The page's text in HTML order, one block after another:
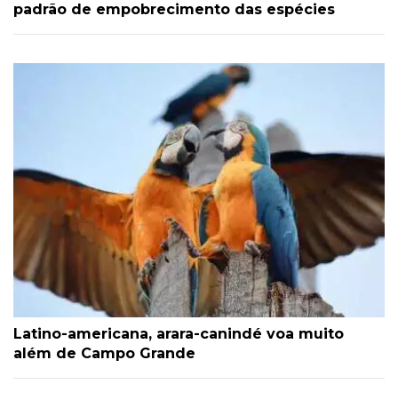
padrão de empobrecimento das espécies
Latino-americana, arara-canindé voa muito
além de Campo Grande